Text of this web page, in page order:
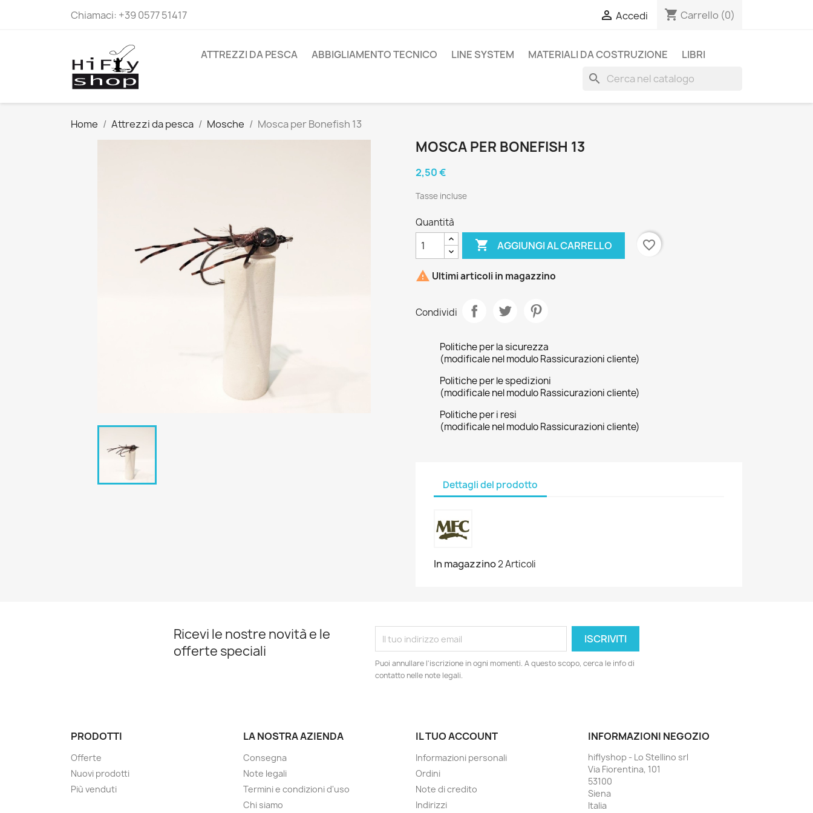
Chiamaci: +39 0577 51417  Accedi shopping_cart Carrello (0)
ATTREZZI DA PESCA ABBIGLIAMENTO TECNICO LINE SYSTEM MATERIALI DA COSTRUZIONE LIBRI
search
Home Attrezzi da pesca Mosche Mosca per Bonefish 13
MOSCA PER BONEFISH 13
2,50 €
Tasse incluse
Quantità
 AGGIUNGI AL CARRELLO favorite_border
 Ultimi articoli in magazzino
Condividi
Politiche per la sicurezza
(modificale nel modulo Rassicurazioni cliente)
Politiche per le spedizioni
(modificale nel modulo Rassicurazioni cliente)
Politiche per i resi
(modificale nel modulo Rassicurazioni cliente)
Dettagli del prodotto
In magazzino2 Articoli
Ricevi le nostre novità e le
offerte speciali
Puoi annullare l'iscrizione in ogni momenti. A questo scopo, cerca le info di
contatto nelle note legali.
PRODOTTI
Offerte
Nuovi prodotti
Più venduti
LA NOSTRA AZIENDA
Consegna
Note legali
Termini e condizioni d'uso
Chi siamo
IL TUO ACCOUNT
Informazioni personali
Ordini
Note di credito
Indirizzi
INFORMAZIONI NEGOZIO
hiflyshop - Lo Stellino srl
Via Fiorentina, 101
53100
Siena
Italia